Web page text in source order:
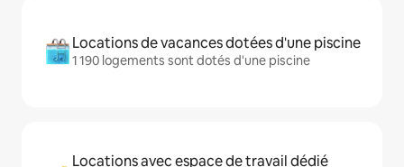
Locations de vacances dotées d'une piscine
1 190 logements sont dotés d'une piscine
Locations avec espace de travail dédié